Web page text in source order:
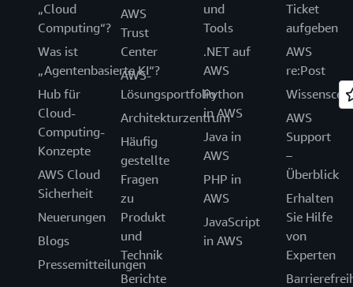
„Cloud
Computing“?
Was ist
„Agentenbasierte KI“?
Hub für
Cloud-
Computing-
Konzepte
AWS Cloud
Sicherheit
Neuerungen
Blogs
Pressemitteilungen
AWS
Trust
Center
AWS-
Lösungsportfolio
Architekturzentrum
Häufig
gestellte
Fragen
zu
Produkt
und
Technik
Berichte
und
Tools
.NET auf
AWS
Python
in AWS
Java in
AWS
PHP in
AWS
JavaScript
in AWS
Ticket
aufgeben
AWS
re:Post
AWS
Support
–
Überblick
Erhalten
Sie Hilfe
von
Experten